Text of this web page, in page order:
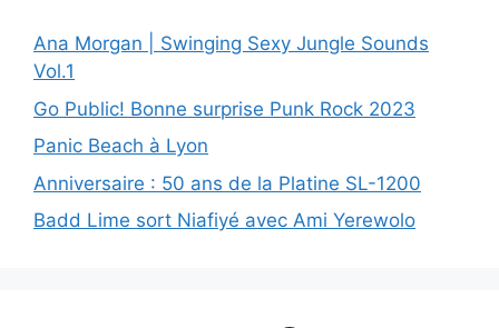
Ana Morgan | Swinging Sexy Jungle Sounds
Vol.1
Go Public! Bonne surprise Punk Rock 2023
Panic Beach à Lyon
Anniversaire : 50 ans de la Platine SL-1200
Badd Lime sort Niafiyé avec Ami Yerewolo